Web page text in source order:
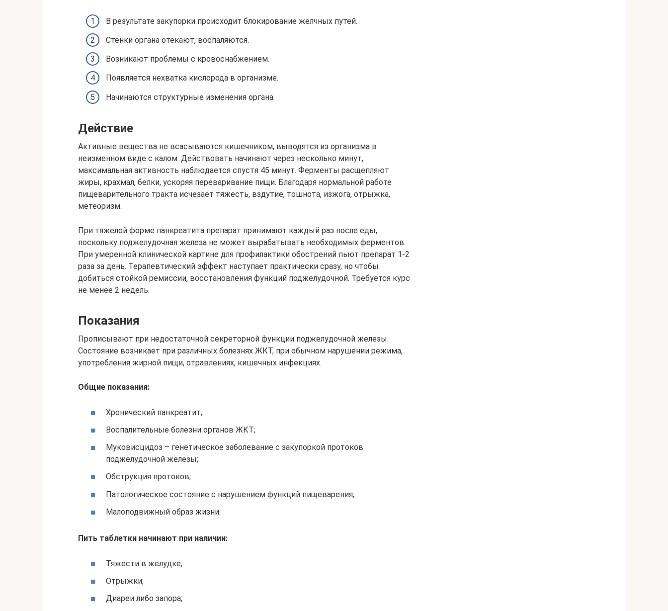
В результате закупорки происходит блокирование желчных путей.
Стенки органа отекают, воспаляются.
Возникают проблемы с кровоснабжением.
Появляется нехватка кислорода в организме.
Начинаются структурные изменения органа.
Действие
Активные вещества не всасываются кишечником, выводятся из организма в
неизменном виде с калом. Действовать начинают через несколько минут,
максимальная активность наблюдается спустя 45 минут. Ферменты расщепляют
жиры, крахмал, белки, ускоряя переваривание пищи. Благодаря нормальной работе
пищеварительного тракта исчезает тяжесть, вздутие, тошнота, изжога, отрыжка,
метеоризм.
При тяжелой форме панкреатита препарат принимают каждый раз после еды,
поскольку поджелудочная железа не может вырабатывать необходимых ферментов.
При умеренной клинической картине для профилактики обострений пьют препарат 1-2
раза за день. Терапевтический эффект наступает практически сразу, но чтобы
добиться стойкой ремиссии, восстановления функций поджелудочной. Требуется курс
не менее 2 недель.
Показания
Прописывают при недостаточной секреторной функции поджелудочной железы.
Состояние возникает при различных болезнях ЖКТ, при обычном нарушении режима,
употребления жирной пищи, отравлениях, кишечных инфекциях.
Общие показания:
Хронический панкреатит;
Воспалительные болезни органов ЖКТ;
Муковисцидоз – генетическое заболевание с закупоркой протоков
поджелудочной железы;
Обструкция протоков;
Патологическое состояние с нарушением функций пищеварения;
Малоподвижный образ жизни.
Пить таблетки начинают при наличии:
Тяжести в желудке;
Отрыжки;
Диареи либо запора;